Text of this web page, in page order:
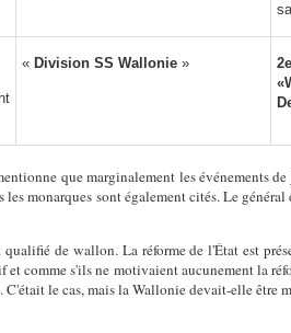
« Division SS Wallonie »
«
que marginalement les événements
monarques sont également cités. Le
de wallon. La réforme de l'État est
comme s'ils ne motivaient aucunement la
. C'était le cas, mais la Wallonie devait-elle être